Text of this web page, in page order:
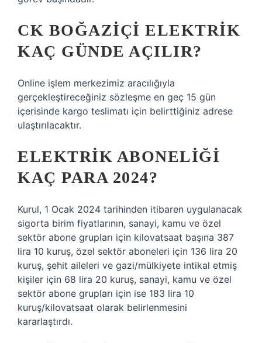
CK BOĞAZIÇI ELEKTRIK
KAÇ GÜNDE AÇILIR?
Online işlem merkezimiz aracılığıyla
gerçekleştireceğiniz sözleşme en geç 15 gün
içerisinde kargo teslimatı için belirttiğiniz adrese
ulaştırılacaktır.
ELEKTRIK ABONELIĞI
KAÇ PARA 2024?
Kurul, 1 Ocak 2024 tarihinden itibaren uygulanacak
sigorta birim fiyatlarının, sanayi, kamu ve özel
sektör abone grupları için kilovatsaat başına 387
lira 10 kuruş, özel sektör aboneleri için 136 lira 20
kuruş, şehit aileleri ve gazi/mülkiyete intikal etmiş
kişiler için 68 lira 20 kuruş, sanayi, kamu ve özel
sektör abone grupları için ise 183 lira 10
kuruş/kilovatsaat olarak belirlenmesini
kararlaştırdı.